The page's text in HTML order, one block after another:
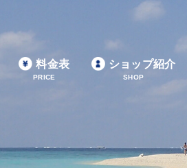
料金表
PRICE
ショップ紹介
SHOP